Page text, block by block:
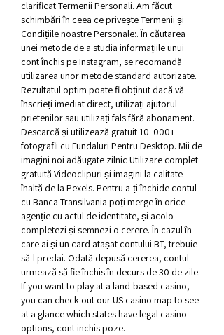
clarificat Termenii Personali. Am făcut
schimbări în ceea ce privește Termenii și
Condițiile noastre Personale:. În căutarea
unei metode de a studia informațiile unui
cont închis pe Instagram, se recomandă
utilizarea unor metode standard autorizate.
Rezultatul optim poate fi obținut dacă vă
înscrieți imediat direct, utilizați ajutorul
prietenilor sau utilizați fals fără abonament.
Descarcă și utilizează gratuit 10. 000+
fotografii cu Fundaluri Pentru Desktop. Mii de
imagini noi adăugate zilnic Utilizare complet
gratuită Videoclipuri și imagini la calitate
înaltă de la Pexels. Pentru a-ți închide contul
cu Banca Transilvania poți merge în orice
agenție cu actul de identitate, și acolo
completezi și semnezi o cerere. În cazul în
care ai și un card atașat contului BT, trebuie
să-l predai. Odată depusă cererea, contul
urmează să fie închis în decurs de 30 de zile.
If you want to play at a land-based casino,
you can check out our US casino map to see
at a glance which states have legal casino
options, cont inchis poze.